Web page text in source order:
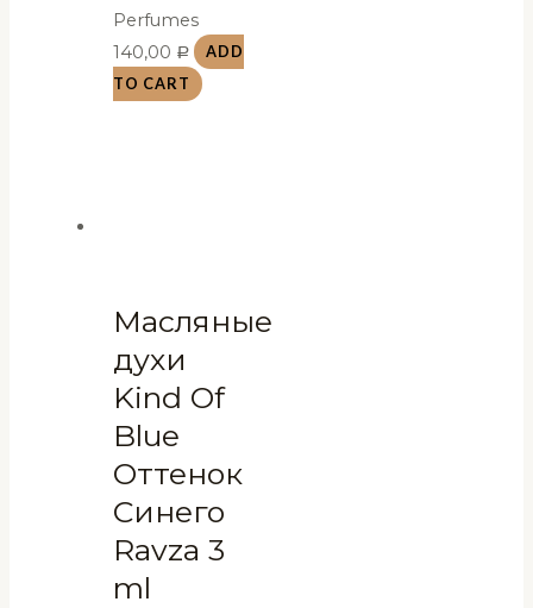
Perfumes
140,00 Р
ADD
TO CART
Масляные
духи
Kind Of
Blue
Оттенок
Синего
Ravza 3
ml